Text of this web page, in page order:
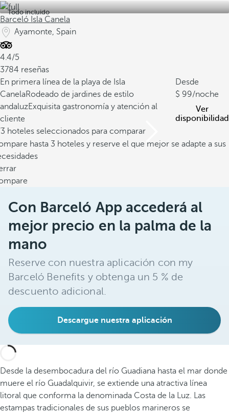
Todo incluido
Barceló Isla Canela
Ayamonte, Spain
4.4/5
3784 reseñas
En primera línea de la playa de Isla
CanelaRodeado de jardines de estilo
andaluzExquisita gastronomía y atención al
cliente
Desde
99/noche
Ver
disponibilidad
hoteles seleccionados para comparar
hasta 3 hoteles y reserve el que mejor se adapte a sus
Con Barceló App accederá al
mejor precio en la palma de la
mano
Reserve con nuestra aplicación con my
Barceló Benefits y obtenga un 5 % de
descuento adicional.
Descargue nuestra aplicación
Desde la desembocadura del río Guadiana hasta el mar donde
muere el río Guadalquivir, se extiende una atractiva línea
litoral que conforma la denominada Costa de la Luz. Las
estampas tradicionales de sus pueblos marineros se